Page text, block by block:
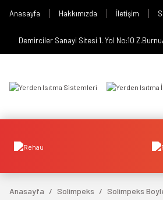
Anasayfa Hakkımızda İletişim
Demirciler Sanayi Sitesi 1. Yol No:10
Anasayfa Solimpeks Solimpeks